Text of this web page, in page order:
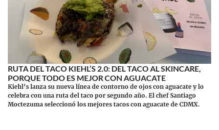
RUTA DEL TACO KIEHL’S 2.0: DEL TACO AL SKINCARE,
PORQUE TODO ES MEJOR CON AGUACATE
Kiehl’s lanza su nueva línea de contorno de ojos con aguacate y lo
celebra con una ruta del taco por segundo año. El chef Santiago
Moctezuma seleccionó los mejores tacos con aguacate de CDMX.